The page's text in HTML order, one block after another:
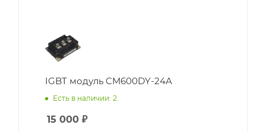
IGBT модуль CM600DY-24A
Есть в наличии: 2
15 000 ₽